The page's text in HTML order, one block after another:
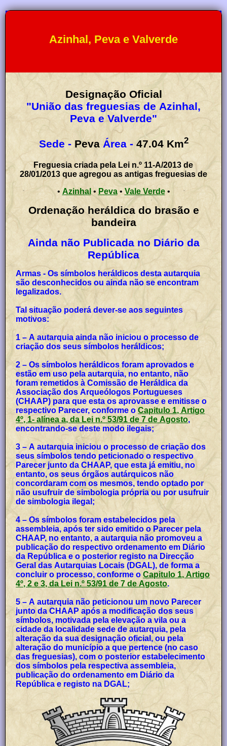
Azinhal, Peva e Valverde
Designação Oficial
"União das freguesias de Azinhal,
Peva e Valverde"
Sede - Peva Área - 47.04 Km2
Freguesia criada pela Lei n.º 11-A/2013 de
28/01/2013 que agregou as antigas freguesias de
• Azinhal • Peva• Vale Verde•
Ordenação heráldica do brasão e
bandeira
Ainda não Publicada no Diário da
República
Armas - Os símbolos heráldicos desta autarquia
são desconhecidos ou ainda não se encontram
legalizados.
Tal situação poderá dever-se aos seguintes
motivos:
1 – A autarquia ainda não iniciou o processo de
criação dos seus símbolos heráldicos;
2 – Os símbolos heráldicos foram aprovados e
estão em uso pela autarquia, no entanto, não
foram remetidos à Comissão de Heráldica da
Associação dos Arqueólogos Portugueses
(CHAAP) para que esta os aprovasse e emitisse o
respectivo Parecer, conforme oCapitulo 1, Artigo
4º, 1- alínea a, da Lei n.º 53/91 de 7 de Agosto,
encontrando-se deste modo ilegais;
3 – A autarquia iniciou o processo de criação dos
seus símbolos tendo peticionado o respectivo
Parecer junto da CHAAP, que esta já emitiu, no
entanto, os seus órgãos autárquicos não
concordaram com os mesmos, tendo optado por
não usufruir de simbologia própria ou por usufruir
de simbologia ilegal;
4 – Os símbolos foram estabelecidos pela
assembleia, após ter sido emitido o Parecer pela
CHAAP, no entanto, a autarquia não promoveu a
publicação do respectivo ordenamento em Diário
da República e o posterior registo na Direcção
Geral das Autarquias Locais (DGAL), de forma a
concluir o processo, conforme oCapitulo 1, Artigo
4º, 2 e 3, da Lei n.º 53/91 de 7 de Agosto.
5 – A autarquia não peticionou um novo Parecer
junto da CHAAP após a modificação dos seus
símbolos, motivada pela elevação a vila ou a
cidade da localidade sede de autarquia, pela
alteração da sua designação oficial, ou pela
alteração do município a que pertence (no caso
das freguesias), com o posterior estabelecimento
dos símbolos pela respectiva assembleia,
publicação do ordenamento em Diário da
República e registo na DGAL;